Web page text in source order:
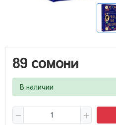
89 сомони
В наличии